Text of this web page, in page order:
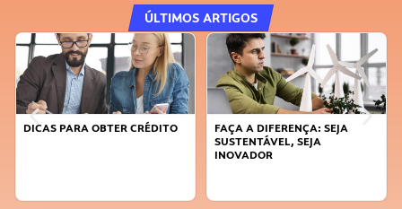
ÚLTIMOS ARTIGOS
DICAS PARA OBTER CRÉDITO
FAÇA A DIFERENÇA: SEJA
SUSTENTÁVEL, SEJA
INOVADOR